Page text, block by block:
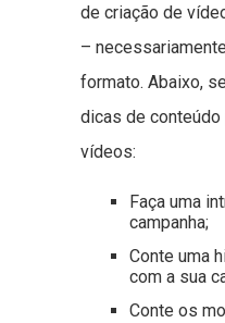
de criação de
–
formato. Abaixo,
dicas de
vídeos:
Faça uma
campanha;
Conte uma
com a sua
Conte os